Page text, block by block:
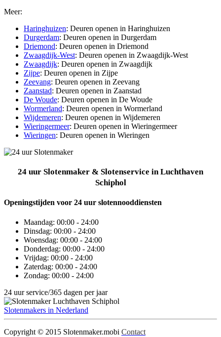
Meer:
Haringhuizen: Deuren openen in Haringhuizen
Durgerdam: Deuren openen in Durgerdam
Driemond: Deuren openen in Driemond
Zwaagdijk-West: Deuren openen in Zwaagdijk-West
Zwaagdijk: Deuren openen in Zwaagdijk
Zijpe: Deuren openen in Zijpe
Zeevang: Deuren openen in Zeevang
Zaanstad: Deuren openen in Zaanstad
De Woude: Deuren openen in De Woude
Wormerland: Deuren openen in Wormerland
Wijdemeren: Deuren openen in Wijdemeren
Wieringermeer: Deuren openen in Wieringermeer
Wieringen: Deuren openen in Wieringen
24 uur Slotenmaker & Slotenservice in Luchthaven
Schiphol
Openingstijden voor 24 uur slotennooddiensten
Maandag: 00:00 - 24:00
Dinsdag: 00:00 - 24:00
Woensdag: 00:00 - 24:00
Donderdag: 00:00 - 24:00
Vrijdag: 00:00 - 24:00
Zaterdag: 00:00 - 24:00
Zondag: 00:00 - 24:00
24 uur service/365 dagen per jaar
Slotenmakers in Nederland
Copyright © 2015 Slotenmaker.mobi Contact